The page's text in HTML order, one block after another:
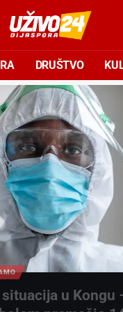
DRUŠTVO
u Kongu